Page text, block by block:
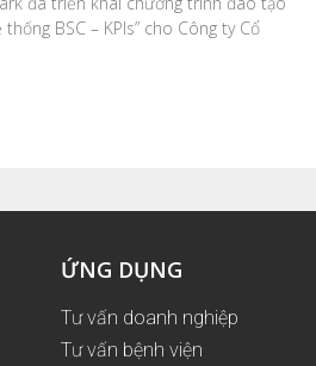
BSC – KPIs” cho Công ty Cổ
ỨNG DỤNG
Tư vấn doanh nghiệp
Tư vấn bệnh viện